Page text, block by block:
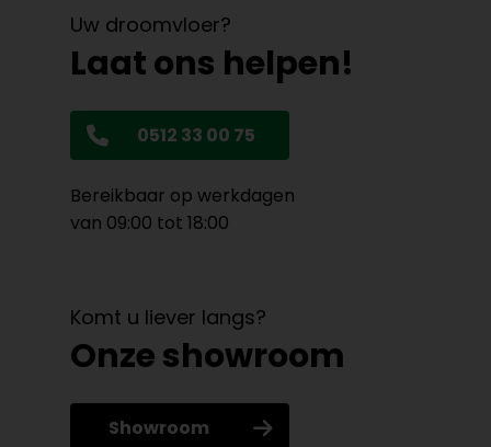
Uw droomvloer?
Laat ons helpen!
0512 33 00 75
Bereikbaar op werkdagen
van 09:00 tot 18:00
Komt u liever langs?
Onze showroom
Showroom